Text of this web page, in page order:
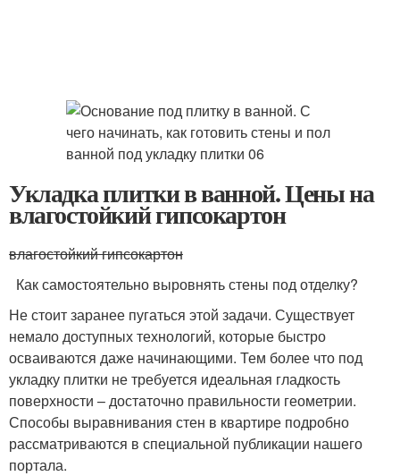
Укладка плитки в ванной. Цены на
влагостойкий гипсокартон
влагостойкий гипсокартон
Как самостоятельно выровнять стены под отделку?
Не стоит заранее пугаться этой задачи. Существует
немало доступных технологий, которые быстро
осваиваются даже начинающими. Тем более что под
укладку плитки не требуется идеальная гладкость
поверхности – достаточно правильности геометрии.
Способы выравнивания стен в квартире подробно
рассматриваются в специальной публикации нашего
портала.